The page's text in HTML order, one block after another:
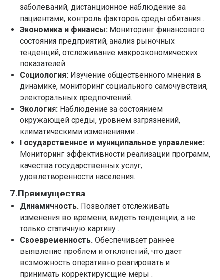
заболеваний, дистанционное наблюдение за
пациентами, контроль факторов среды обитания .
Экономика и финансы: Мониторинг финансового
состояния предприятий, анализ рыночных
тенденций, отслеживание макроэкономических
показателей .
Социология: Изучение общественного мнения в
динамике, мониторинг социального самочувствия,
электоральных предпочтений.
Экология: Наблюдение за состоянием
окружающей среды, уровнем загрязнений,
климатическими изменениями .
Государственное и муниципальное управление:
Мониторинг эффективности реализации программ,
качества государственных услуг,
удовлетворенности населения.
7.Преимущества
Динамичность. Позволяет отслеживать
изменения во времени, видеть тенденции, а не
только статичную картину .
Своевременность. Обеспечивает раннее
выявление проблем и отклонений, что дает
возможность оперативно реагировать и
принимать корректирующие меры .